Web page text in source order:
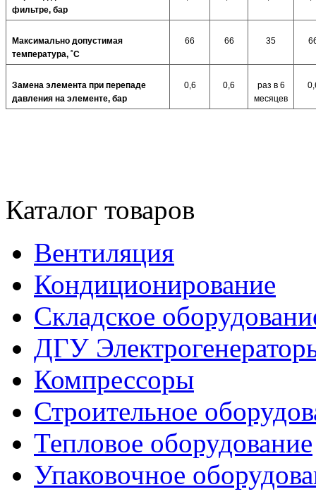
фильтре, бар
Максимально допустимая
температура, ˚C
66 66 35
Замена элемента при перепаде
давления на элементе, бар
0,6 0,6
раз в 6
месяцев
Каталог товаров
Вентиляция
Кондиционирование
Складское
ДГУ
Компрессоры
Строительное
Тепловое оборудование
Упаковочное